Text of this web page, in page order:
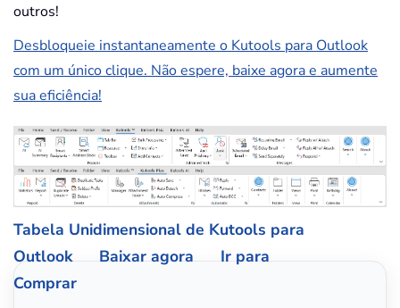
outros!
Desbloqueie instantaneamente o Kutools para Outlook
com um único clique. Não espere, baixe agora e aumente
sua eficiência!
Tabela Unidimensional de Kutools para
Outlook
Baixar agora
Ir para
Comprar